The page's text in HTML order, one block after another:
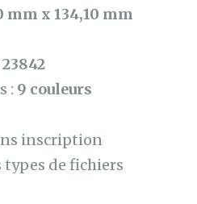
mm x 134,10 mm
23842
: 9 couleurs
inscription
de fichiers